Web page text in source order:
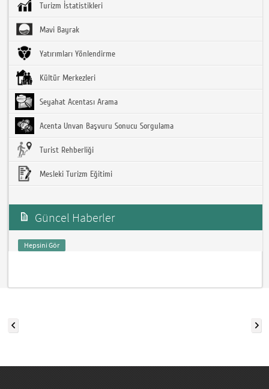
Turizm İstatistikleri
Mavi Bayrak
Yatırımları Yönlendirme
Kültür Merkezleri
Seyahat Acentası Arama
Acenta Unvan Başvuru Sonucu Sorgulama
Turist Rehberliği
Mesleki Turizm Eğitimi
Güncel Haberler
Hepsini Gör